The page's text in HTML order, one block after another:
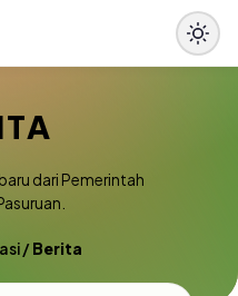
dari Pemerintah
/Berita